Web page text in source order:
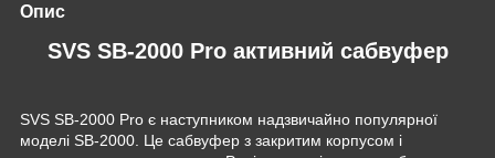
Опис
SVS SB-2000 Pro активний сабвуфер
SVS SB-2000 Pro є наступником надзвичайно популярної
моделі SB-2000. Це сабвуфер з закритим корпусом і